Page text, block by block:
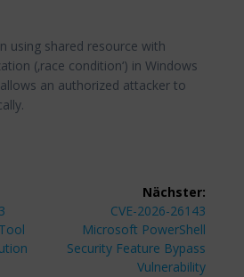
using shared resource with
(‚race condition‘) in Windows
an authorized attacker to
Nächster:
Nächster
Beitrag:
CVE-2026-26143
Microsoft PowerShell
Security Feature Bypass
Vulnerability